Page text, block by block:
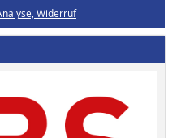
Widerruf